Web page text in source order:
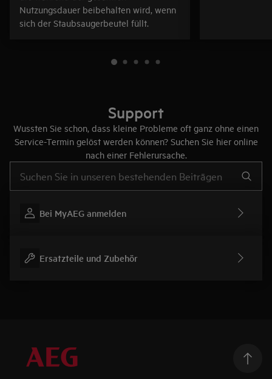
Nutzungsdauer beibehalten wird, wenn
sich der Staubsaugerbeutel füllt.
Support
Wussten Sie schon, dass kleine Probleme oft ganz ohne einen
Service-Termin gelöst werden können? Suchen Sie hier online
nach einer Fehlerursache.
Bei MyAEG anmelden
Ersatzteile und Zubehör